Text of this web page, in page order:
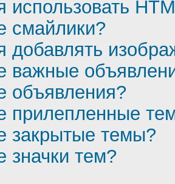
использовать
смайлики?
добавлять
важные
объявления?
прилепленные
закрытые темы?
значки тем?